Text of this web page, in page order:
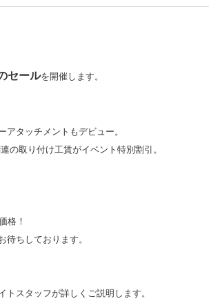
セールを開催します。
タッチメントもデビュー。
の取り付け工賃がイベント特別割引。
格！
待ちしております。
スタッフが詳しくご説明します。